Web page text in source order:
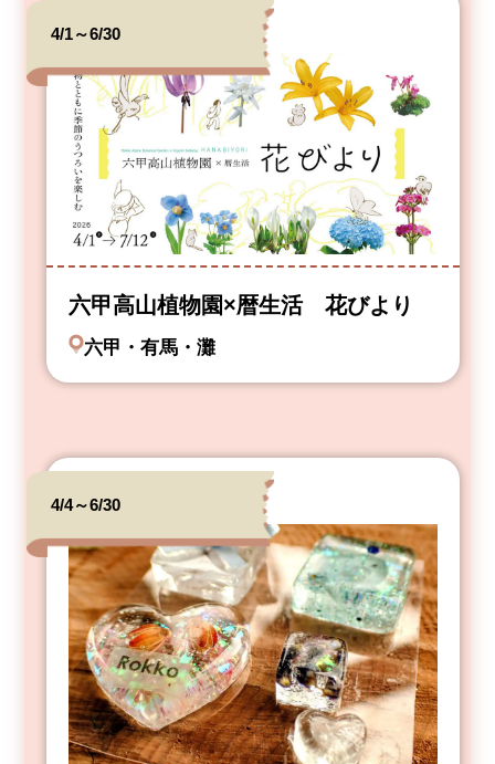
4/1～6/30
六甲高山植物園×暦生活 花びより
六甲・有馬・灘
4/4～6/30